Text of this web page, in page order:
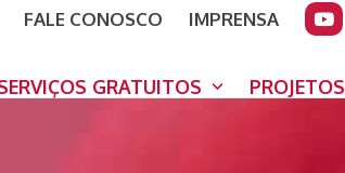
FALE CONOSCO
IMPRENSA
GRATUITOS PROJETOS